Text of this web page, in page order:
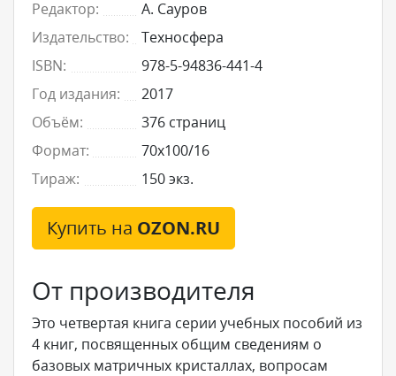
Редактор:
А. Сауров
Издательство:
Техносфера
ISBN:
978-5-94836-441-4
Год издания:
2017
Объём:
376 страниц
Формат:
70x100/16
Тираж:
150 экз.
Купить на OZON.RU
От производителя
Это четвертая книга серии учебных пособий из
4 книг, посвященных общим сведениям о
базовых матричных кристаллах, вопросам